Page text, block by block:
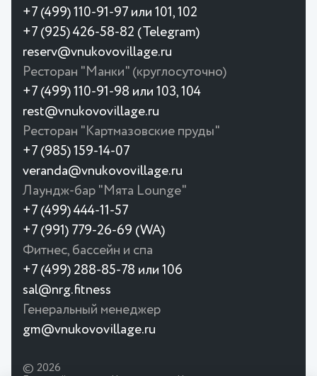
+7 (499) 110-91-97 или 101, 102
+7 (925) 426-58-82 (Telegram)
reserv@vnukovovillage.ru
Ресторан "Манки" (круглосуточно)
+7 (499) 110-91-98 или 103, 104
rest@vnukovovillage.ru
Ресторан "Картмазовские пруды"
+7 (985) 159-14-07
veranda@vnukovovillage.ru
Лаундж-бар "Мята Lounge"
+7 (499) 444-11-57
+7 (991) 779-26-69 (WA)
Фитнес, бассейн и спа
+7 (499) 288-85-78 или 106
sal@nrg.fitness
Генеральный менеджер
gm@vnukovovillage.ru
© 2026